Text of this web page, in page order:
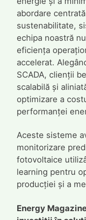
abordare
sustenabilitate,
echipa noastră
eficiența
accelerat.
SCADA, clienții
scalabilă și
optimizare a
performanței
Aceste sisteme
monitorizare
fotovoltaice
learning pentru
producției și a
Energy